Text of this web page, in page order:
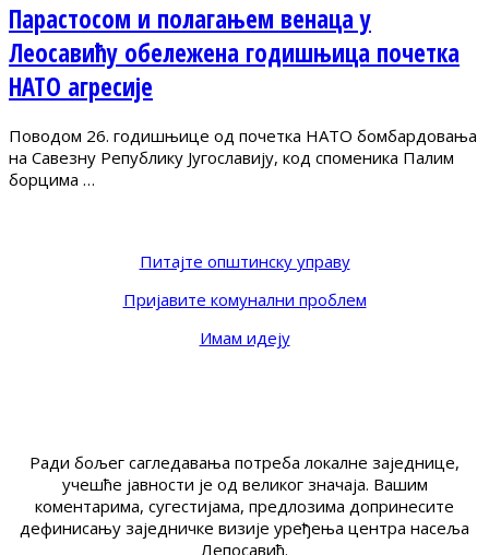
Парастосом и полагањем венаца у
Леосавићу обележена годишњица почетка
НАТО агресије
Поводом 26. годишњице од почетка НАТО бомбардовања
на Савезну Републику Југославију, код споменика Палим
борцима …
Питајте општинску управу
Пријавите комунални проблем
Имам идеју
Ради бољег сагледавања потреба локалне заједнице,
учешће јавности је од великог значаја. Вашим
коментарима, сугестијама, предлозима допринесите
дефинисању заједничке визије уређења центра насеља
Лепосавић.